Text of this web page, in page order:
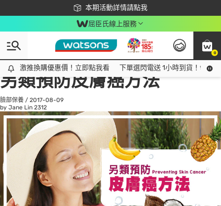
本期活動詳情請點我
下載app最高回饋$350
屈臣氏線上服務
0
激推換購優惠價！立即點我看
激推換購優惠價！立即點我看 下單選閃電送 1小時到貨！領神
All
話題趨勢
另類預防皮膚癌方法
臉部保養 / 2017-08-09
by Jane Lin 2312